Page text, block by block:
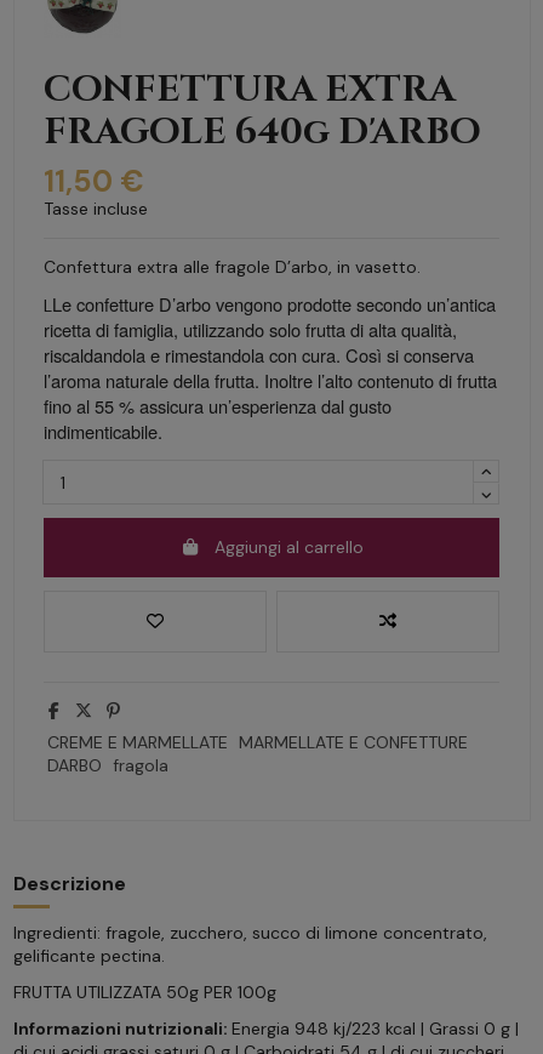
CONFETTURA EXTRA
FRAGOLE 640g D'ARBO
11,50 €
Tasse incluse
Confettura extra alle fragole D’arbo, in vasetto.
LLe confetture D’arbo vengono prodotte secondo un’antica
ricetta di famiglia, utilizzando solo frutta di alta qualità,
riscaldandola e rimestandola con cura. Così si conserva
l’aroma naturale della frutta. Inoltre l’alto contenuto di frutta
fino al 55 % assicura un’esperienza dal gusto
indimenticabile.
Aggiungi al carrello
CREME E MARMELLATE
MARMELLATE E CONFETTURE
DARBO fragola
Descrizione
Ingredienti: fragole, zucchero, succo di limone concentrato,
gelificante pectina.
FRUTTA UTILIZZATA 50g PER 100g
Informazioni nutrizionali: Energia 948 kj/223 kcal | Grassi 0 g |